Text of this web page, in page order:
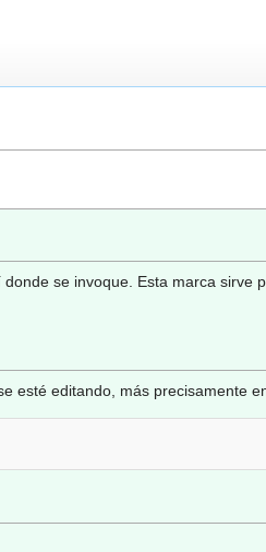
se invoque. Esta marca sirve
esté editando, más precisamente